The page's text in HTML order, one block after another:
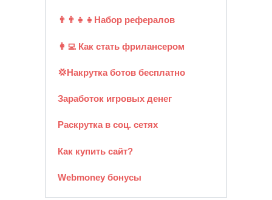
👨‍👨‍👧‍👧Набор рефералов
👩‍💻 Как стать фрилансером
💢Накрутка ботов бесплатно
Заработок игровых денег
Раскрутка в соц. сетях
Как купить сайт?
Webmoney бонусы